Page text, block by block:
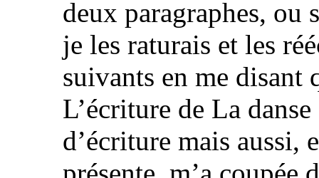
deux paragraphes, ou
je les raturais et les
suivants en me disant
L’écriture de La
d’écriture mais aussi,